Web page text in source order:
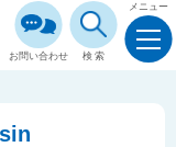
お問い合わせ 検索
メニュー